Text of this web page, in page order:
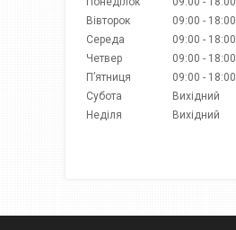
Вівторок
09:00
18:00
Середа
09:00
18:00
Четвер
09:00
18:00
Пʼятниця
09:00
18:00
Субота
Вихідний
Неділя
Вихідний